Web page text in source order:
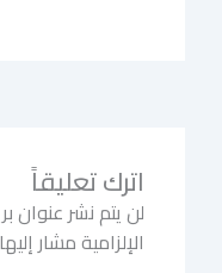
اترك تعليقاً
لن يتم نشر عنوان
الإلزامية مشار